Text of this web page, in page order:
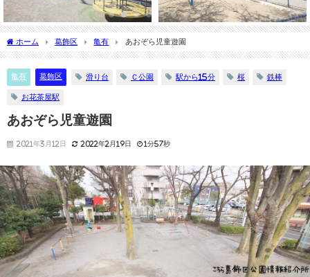
ホーム 葛飾区 亀有 あおぞら児童遊園
亀有 葛飾区 滑り台 Ｃ公園 駅から15分 桜 鉄棒
お花茶屋駅
あおぞら児童遊園
2021年3月12日 2022年2月19日 1分57秒